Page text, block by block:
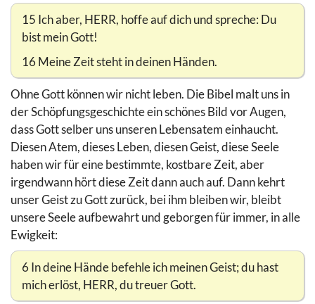
15 Ich aber, HERR, hoffe auf dich und spreche: Du
bist mein Gott!
16 Meine Zeit steht in deinen Händen.
Ohne Gott können wir nicht leben. Die Bibel malt uns in
der Schöpfungsgeschichte ein schönes Bild vor Augen,
dass Gott selber uns unseren Lebensatem einhaucht.
Diesen Atem, dieses Leben, diesen Geist, diese Seele
haben wir für eine bestimmte, kostbare Zeit, aber
irgendwann hört diese Zeit dann auch auf. Dann kehrt
unser Geist zu Gott zurück, bei ihm bleiben wir, bleibt
unsere Seele aufbewahrt und geborgen für immer, in alle
Ewigkeit:
6 In deine Hände befehle ich meinen Geist; du hast
mich erlöst, HERR, du treuer Gott.